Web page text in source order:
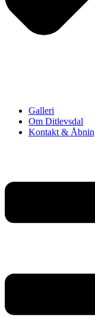
Galleri
Om Ditlevsdal
Kontakt &